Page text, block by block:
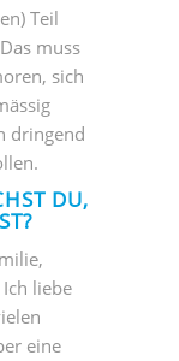
Teil
muss
sich
dringend
DU,
liebe
eine